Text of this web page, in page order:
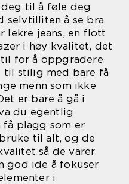
til å føle deg
selvtilliten å se bra
lekre jeans, en flott
i høy kvalitet, det
til for å oppgradere
stilig med bare få
menn som ikke
er bare å gå i
du egentlig
få plagg som er
til alt, og de
så de varer
god ide å fokuser
i